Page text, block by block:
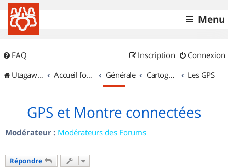
Menu
FAQ Connexion
Inscription
UtagawaVTT (Randos VTT et VTTAE avec traces GPS)
Accueil forum Générale Cartographie et GPS Les GPS
GPS et Montre connectées
Modérateur : Modérateurs des Forums
Répondre